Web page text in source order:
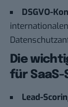
DSGVO-
Die
für
Lead-